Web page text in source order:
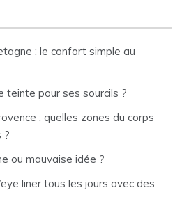
: le confort simple au
teinte pour ses sourcils ?
: quelles zones du corps
?
ou mauvaise idée ?
liner tous les jours avec des